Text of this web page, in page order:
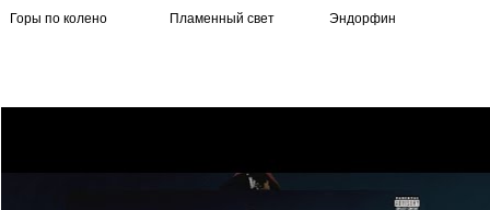
Горы по колено
Пламенный свет
Эндорфин